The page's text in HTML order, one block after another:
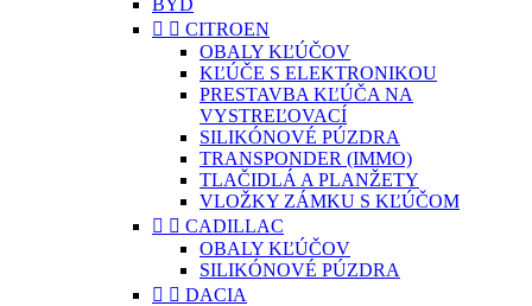
BYD
  CITROEN
OBALY KĽÚČOV
KĽÚČE S ELEKTRONIKOU
PRESTAVBA KĽÚČA NA
VYSTREĽOVACÍ
SILIKÓNOVÉ PÚZDRA
TRANSPONDER (IMMO)
TLAČIDLÁ A PLANŽETY
VLOŽKY ZÁMKU S KĽÚČOM
  CADILLAC
OBALY KĽÚČOV
SILIKÓNOVÉ PÚZDRA
  DACIA